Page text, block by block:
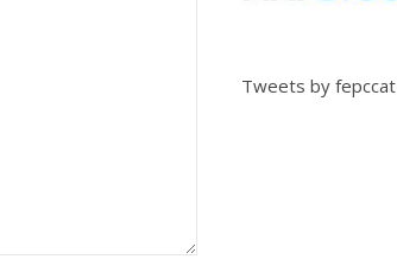
Tweets by fepccat